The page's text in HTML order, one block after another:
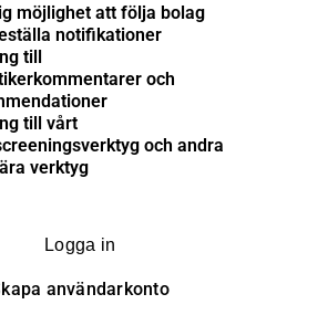
möjlighet att följa bolag
notifikationer
till
och
till vårt
och andra
verktyg
Logga in
användarkonto